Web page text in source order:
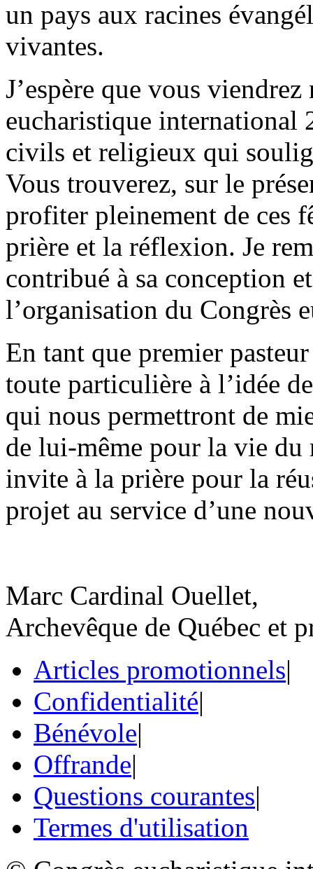
un pays aux racines
vivantes.
J’espère que vous
eucharistique international
civils et religieux qui
Vous trouverez, sur le
profiter pleinement de ces
prière et la réflexion. Je
contribué à sa conception
l’organisation du Congrès
En tant que premier
toute particulière à l’idée
qui nous permettront de
de lui-même pour la vie du
invite à la prière pour la
projet au service d’une
Marc Cardinal Ouellet,
Archevêque de Québec et
Articles promotionnels|
Confidentialité|
Bénévole|
Offrande|
Questions courantes|
Termes d'utilisation